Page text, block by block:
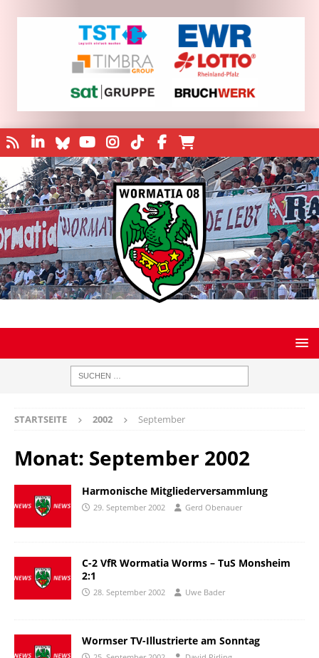
STARTSEITE 2002 September
Monat: September 2002
Harmonische Mitgliederversammlung
29. September 2002 Gerd Obenauer
C-2 VfR Wormatia Worms – TuS Monsheim
2:1
28. September 2002 Uwe Bader
Wormser TV-Illustrierte am Sonntag